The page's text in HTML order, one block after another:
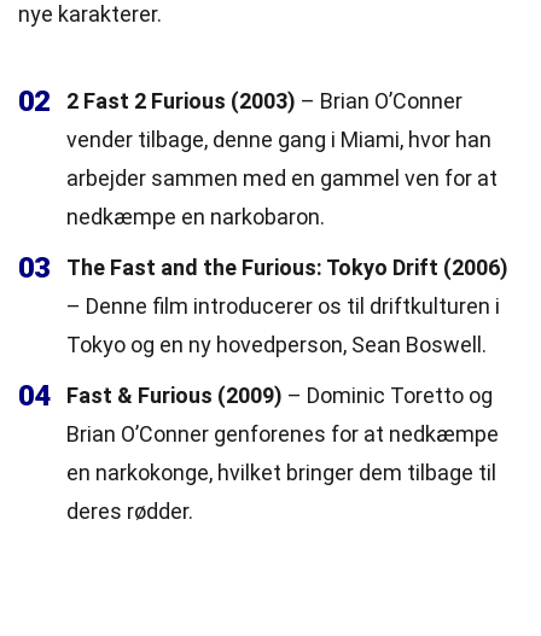
nye karakterer.
02 2 Fast 2 Furious (2003) – Brian O’Conner
vender tilbage, denne gang i Miami, hvor han
arbejder sammen med en gammel ven for at
nedkæmpe en narkobaron.
03
The Fast and the Furious: Tokyo Drift (2006)
– Denne film introducerer os til driftkulturen i
Tokyo og en ny hovedperson, Sean Boswell.
04 Fast & Furious (2009) – Dominic Toretto og
Brian O’Conner genforenes for at nedkæmpe
en narkokonge, hvilket bringer dem tilbage til
deres rødder.